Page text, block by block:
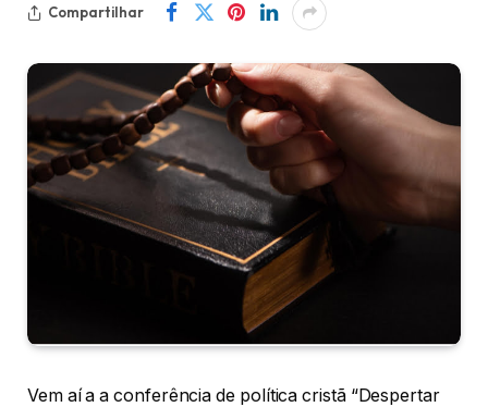
Compartilhar
Vem aí a a conferência de política cristã “Despertar